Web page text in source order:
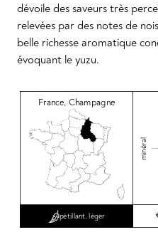
dévoile des saveurs très
relevées par des notes de
belle richesse aromatique
évoquant le yuzu.
France, Champagne
minéral
pétillant, léger